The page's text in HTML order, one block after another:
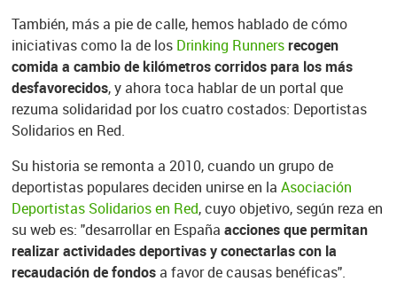
También, más a pie de calle, hemos hablado de cómo
iniciativas como la de los Drinking Runnersrecogen
comida a cambio de kilómetros corridos para los más
desfavorecidos, y ahora toca hablar de un portal que
rezuma solidaridad por los cuatro costados: Deportistas
Solidarios en Red.
Su historia se remonta a 2010, cuando un grupo de
deportistas populares deciden unirse en la Asociación
Deportistas Solidarios en Red, cuyo objetivo, según reza en
su web es: "desarrollar en España acciones que permitan
realizar actividades deportivas y conectarlas con la
recaudación de fondosa favor de causas benéficas".